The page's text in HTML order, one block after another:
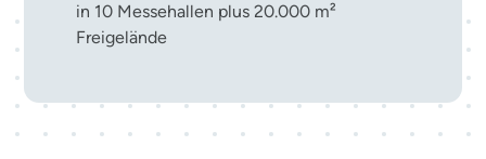
in 10 Messehallen plus 20.000 m²
Freigelände